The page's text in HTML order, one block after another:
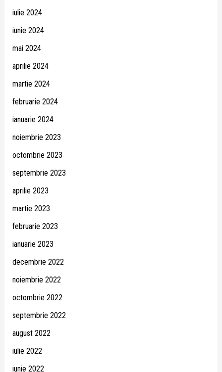
iulie 2024
iunie 2024
mai 2024
aprilie 2024
martie 2024
februarie 2024
ianuarie 2024
noiembrie 2023
octombrie 2023
septembrie 2023
aprilie 2023
martie 2023
februarie 2023
ianuarie 2023
decembrie 2022
noiembrie 2022
octombrie 2022
septembrie 2022
august 2022
iulie 2022
iunie 2022